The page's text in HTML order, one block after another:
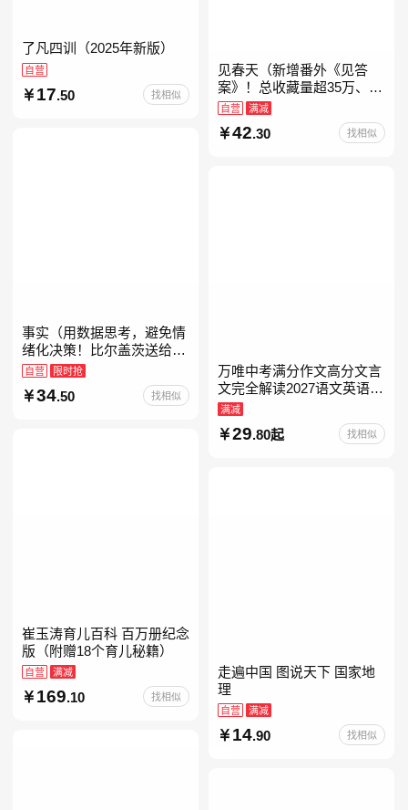
了凡四训（2025年新版）
自营
17.50 找相似
见春天（新增番外《见答
案》！总收藏量超35万、点
击量破千万！晋江人气作者
纵虎嗅花 催泪之作！）
自营 满减
42.30 找相似
事实（用数据思考，避免情
绪化决策！比尔盖茨送给全
美大学生的毕业礼物！比尔
盖茨逢人就推荐的热门大
书！）读客经管文库
自营 限时抢
34.50 找相似
万唯中考满分作文高分文言
文完全解读2027语文英语初
中作文万维中考现代文古诗
文阅读名著阅读考点精练古
诗文60篇文言文实词
满减
29.80起 找相似
崔玉涛育儿百科 百万册纪念
版（附赠18个育儿秘籍）
自营 满减
169.10 找相似
走遍中国 图说天下 国家地
理
自营 满减
14.90 找相似